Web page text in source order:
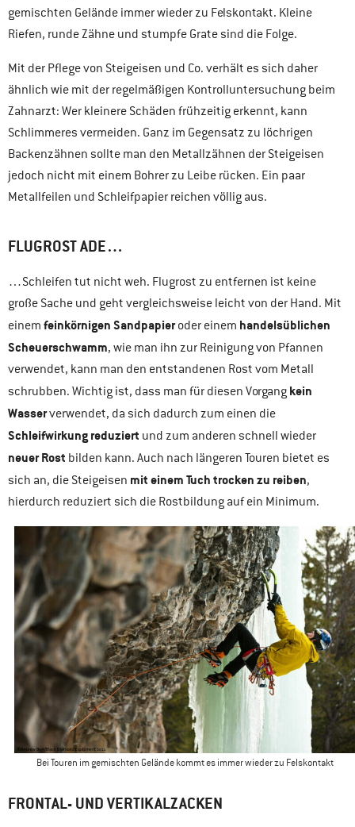
gemischten Gelände immer wieder zu Felskontakt. Kleine
Riefen, runde Zähne und stumpfe Grate sind die Folge.
Mit der Pflege von Steigeisen und Co. verhält es sich daher
ähnlich wie mit der regelmäßigen Kontrolluntersuchung beim
Zahnarzt: Wer kleinere Schäden frühzeitig erkennt, kann
Schlimmeres vermeiden. Ganz im Gegensatz zu löchrigen
Backenzähnen sollte man den Metallzähnen der Steigeisen
jedoch nicht mit einem Bohrer zu Leibe rücken. Ein paar
Metallfeilen und Schleifpapier reichen völlig aus.
FLUGROST ADE…
…Schleifen tut nicht weh. Flugrost zu entfernen ist keine
große Sache und geht vergleichsweise leicht von der Hand. Mit
einem feinkörnigen Sandpapieroder einem handelsüblichen
Scheuerschwamm, wie man ihn zur Reinigung von Pfannen
verwendet, kann man den entstandenen Rost vom Metall
schrubben. Wichtig ist, dass man für diesen Vorgang kein
Wasserverwendet, da sich dadurch zum einen die
Schleifwirkung reduziert und zum anderen schnell wieder
neuer Rost bilden kann. Auch nach längeren Touren bietet es
sich an, die Steigeisen mit einem Tuch trocken zu reiben,
hierdurch reduziert sich die Rostbildung auf ein Minimum.
Bei Touren im gemischten Gelände kommt es immer wieder zu Felskontakt
FRONTAL- UND VERTIKALZACKEN